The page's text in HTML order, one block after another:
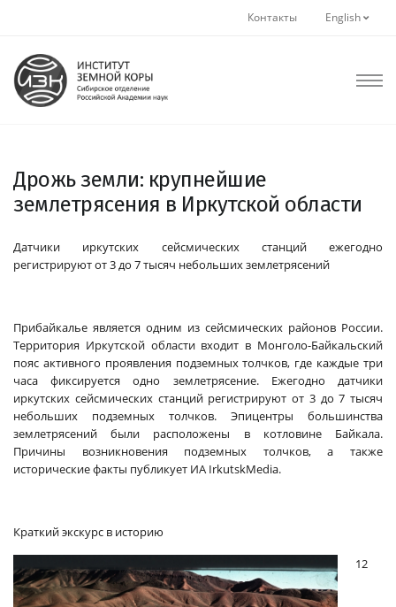
Контакты English
Дрожь земли: крупнейшие
землетрясения в Иркутской области
Датчики иркутских сейсмических станций ежегодно
регистрируют от 3 до 7 тысяч небольших землетрясений
Прибайкалье является одним из сейсмических районов России.
Территория Иркутской области входит в Монголо-Байкальский
пояс активного проявления подземных толчков, где каждые три
часа фиксируется одно землетрясение. Ежегодно датчики
иркутских сейсмических станций регистрируют от 3 до 7 тысяч
небольших подземных толчков. Эпицентры большинства
землетрясений были расположены в котловине Байкала.
Причины возникновения подземных толчков, а также
исторические факты публикует ИА IrkutskMedia.
Краткий экскурс в историю
12